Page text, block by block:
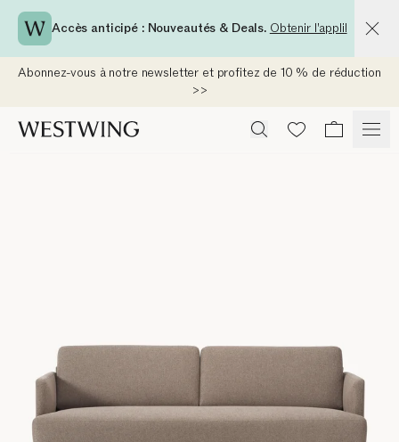
Accès anticipé : Nouveautés & Deals. Obtenir l'appli!
Abonnez-vous à notre newsletter et profitez de 10 % de réduction
>>